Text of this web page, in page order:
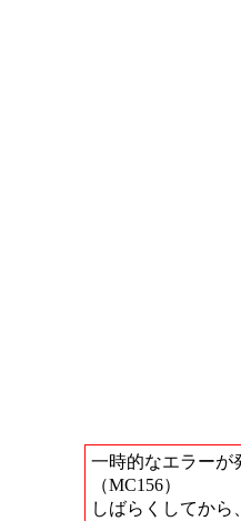
一時的なエラーが
（MC156）
しばらくしてから